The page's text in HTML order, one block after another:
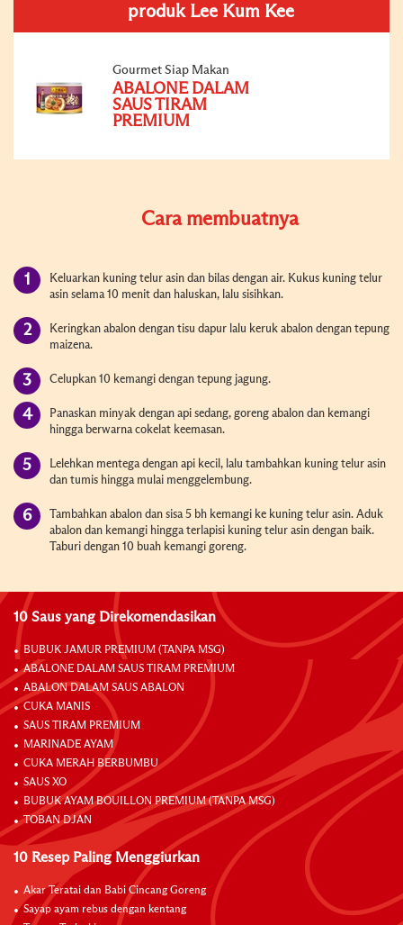
produk Lee Kum Kee
Gourmet Siap Makan
ABALONE DALAM
SAUS TIRAM
PREMIUM
Cara membuatnya
Keluarkan kuning telur asin dan bilas dengan air. Kukus kuning telur
asin selama 10 menit dan haluskan, lalu sisihkan.
Keringkan abalon dengan tisu dapur lalu keruk abalon dengan tepung
maizena.
Celupkan 10 kemangi dengan tepung jagung.
Panaskan minyak dengan api sedang, goreng abalon dan kemangi
hingga berwarna cokelat keemasan.
Lelehkan mentega dengan api kecil, lalu tambahkan kuning telur asin
dan tumis hingga mulai menggelembung.
Tambahkan abalon dan sisa 5 bh kemangi ke kuning telur asin. Aduk
abalon dan kemangi hingga terlapisi kuning telur asin dengan baik.
Taburi dengan 10 buah kemangi goreng.
10 Saus yang Direkomendasikan
BUBUK JAMUR PREMIUM (TANPA MSG)
ABALONE DALAM SAUS TIRAM PREMIUM
ABALON DALAM SAUS ABALON
CUKA MANIS
SAUS TIRAM PREMIUM
MARINADE AYAM
CUKA MERAH BERBUMBU
SAUS XO
BUBUK AYAM BOUILLON PREMIUM (TANPA MSG)
TOBAN DJAN
10 Resep Paling Menggiurkan
Akar Teratai dan Babi Cincang Goreng
Sayap ayam rebus dengan kentang